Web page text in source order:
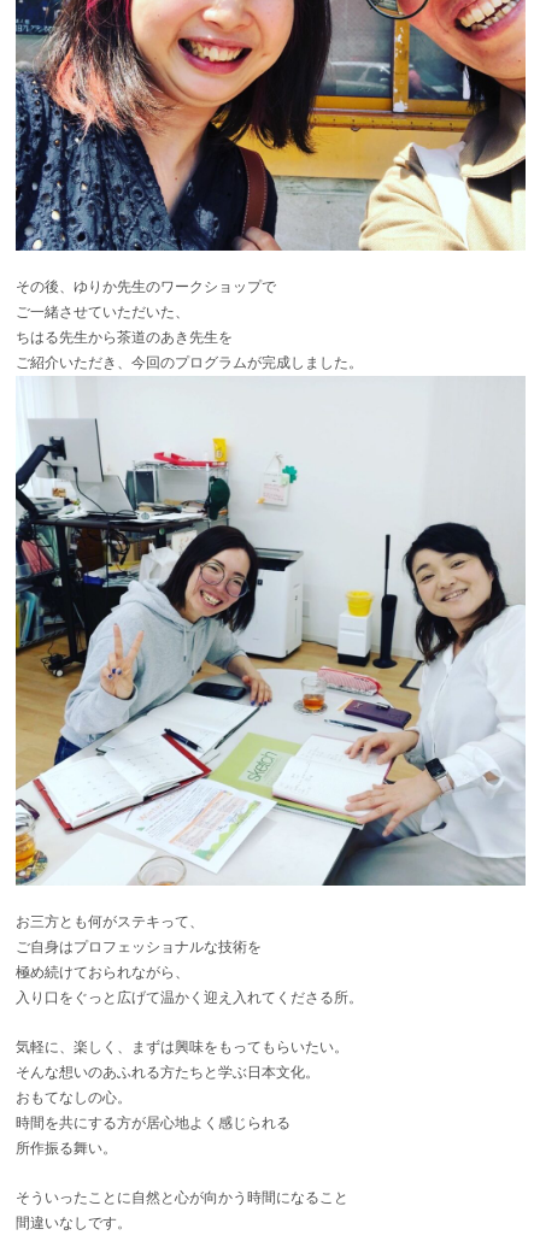
その後、ゆりか先生のワークショップで
ご一緒させていただいた、
ちはる先生から茶道のあき先生を
ご紹介いただき、今回のプログラムが完成しました。
お三方とも何がステキって、
ご自身はプロフェッショナルな技術を
極め続けておられながら、
入り口をぐっと広げて温かく迎え入れてくださる所。
気軽に、楽しく、まずは興味をもってもらいたい。
そんな想いのあふれる方たちと学ぶ日本文化。
おもてなしの心。
時間を共にする方が居心地よく感じられる
所作振る舞い。
そういったことに自然と心が向かう時間になること
間違いなしです。